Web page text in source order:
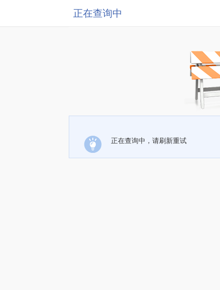
正在查询中
正在查询中，请刷新重试